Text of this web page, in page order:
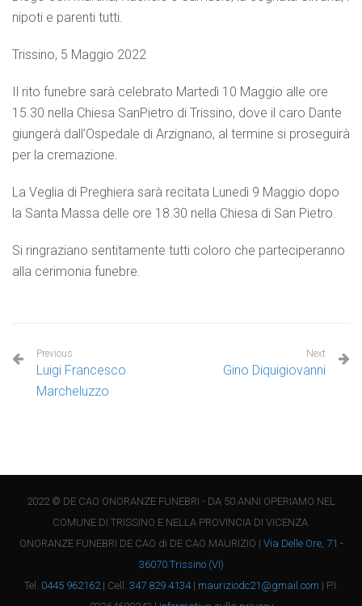
nipoti e parenti tutti.
Trissino, 5 Maggio 2022
Il rito funebre sarà celebrato Martedì 10 Maggio alle ore
15.30 nella Chiesa SanPietro di Trissino, dove il caro Dante
giungerà dall’Ospedale di Arzignano, al termine si proseguirà
per la cremazione.
La Veglia di Preghiera sarà recitata Lunedì 9 Maggio dopo
la Santa Massa delle ore 18.30 nella Chiesa di San Pietro.
Si ringraziano sentitamente tutti coloro che parteciperanno
alla cerimonia funebre.
Previous
Luigi Francesco
Marcheluzzo
Next
Gino Diquigiovanni
2022 © DE CAO ONORANZE FUNEBRI - DA 50 ANNI OPERIAMO NEL
COMUNE DI TRISSINO E NELLA PROVINCIA DI VICENZA.
ONORANZE FUNEBRI DE CAO di DE CAO MAURIZIO | Via Delle Ore, 71 -
36070 Trissino (VI)
Tel. 0445 962162| Cell. 347 829 4134| mauriziodc21@gmail.com | P.I.